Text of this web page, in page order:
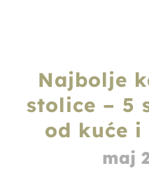
Najbolje
stolice – 5
od kuće
maj